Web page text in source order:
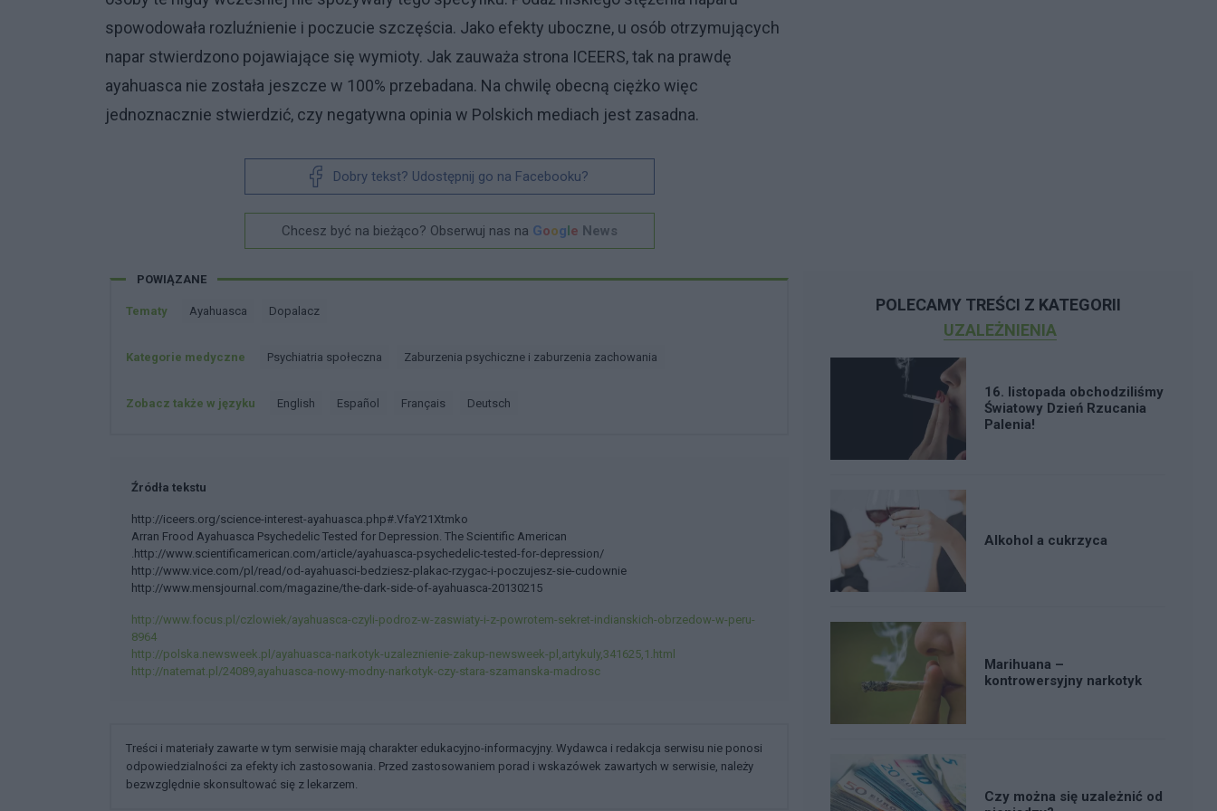
spowodowała rozluźnienie i poczucie szczęścia. Jako efekty uboczne, u osób otrzymujących
napar stwierdzono pojawiające się wymioty. Jak zauważa strona ICEERS, tak na prawdę
ayahuasca nie została jeszcze w 100% przebadana. Na chwilę obecną ciężko więc
jednoznacznie stwierdzić, czy negatywna opinia w Polskich mediach jest zasadna.
Dobry tekst? Udostępnij go na Facebooku?
Chcesz być na bieżąco? Obserwuj nas na Google News
POWIĄZANE
Tematy Ayahuasca Dopalacz
Kategorie medyczne Psychiatria społeczna Zaburzenia psychiczne i zaburzenia zachowania
Zobacz także w języku english español français deutsch
Źródła tekstu
http://iceers.org/science-interest-ayahuasca.php#.VfaY21Xtmko
Arran Frood Ayahuasca Psychedelic Tested for Depression. The Scientific American
.http://www.scientificamerican.com/article/ayahuasca-psychedelic-tested-for-depression/
http://www.vice.com/pl/read/od-ayahuasci-bedziesz-plakac-rzygac-i-poczujesz-sie-cudownie
http://www.mensjournal.com/magazine/the-dark-side-of-ayahuasca-20130215
http://www.focus.pl/czlowiek/ayahuasca-czyli-podroz-w-zaswiaty-i-z-powrotem-sekret-indianskich-obrzedow-w-peru-
8964
http://polska.newsweek.pl/ayahuasca-narkotyk-uzaleznienie-zakup-newsweek-pl,artykuly,341625,1.html
http://natemat.pl/24089,ayahuasca-nowy-modny-narkotyk-czy-stara-szamanska-madrosc
Treści i materiały zawarte w tym serwisie mają charakter edukacyjno-informacyjny. Wydawca i redakcja serwisu nie ponosi
odpowiedzialności za efekty ich zastosowania. Przed zastosowaniem porad i wskazówek zawartych w serwisie, należy
bezwzględnie skonsultować się z lekarzem.
POLECAMY TREŚCI Z KATEGORII
UZALEŻNIENIA
16. listopada obchodziliśmy
Światowy Dzień Rzucania
Palenia!
Alkohol a cukrzyca
Marihuana –
kontrowersyjny narkotyk
Czy można się uzależnić od